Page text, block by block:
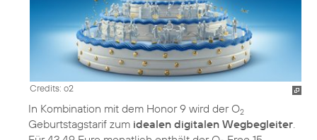
Credits: o2
In Kombination mit dem Honor 9 wird der O2
Geburtstagstarif zum idealen digitalen Wegbegleiter